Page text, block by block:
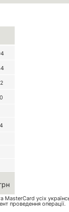
MasterCard усіх
проведення операції.